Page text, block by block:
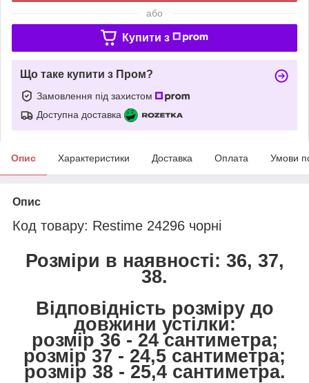
або
Купити з
Що таке купити з Пром?
Замовлення під захистом
Доступна доставка
Опис Характеристики Доставка Оплата Умови
Опис
Код товару: Restime 24296 чорні
Розміри в наявності: 36, 37,
38.
Відповідність розміру до
довжини устілки:
розмір 36 - 24 сантиметра;
розмір 37 - 24,5 сантиметра;
розмір 38 - 25,4 сантиметра.